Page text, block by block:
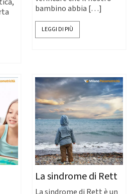
bambino abbia […]
LEGGI DI PIÙ
La sindrome di Rett